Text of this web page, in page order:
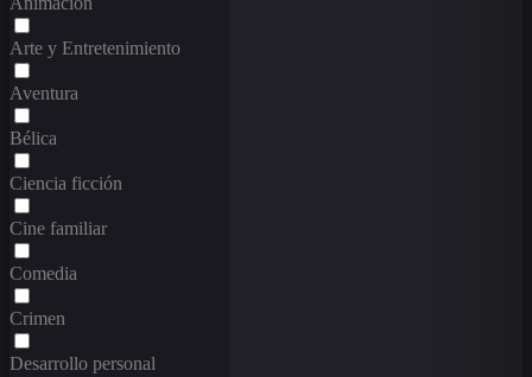
Arte y Entretenimiento
Aventura
Bélica
Ciencia ficción
Cine familiar
Comedia
Crimen
Desarrollo personal